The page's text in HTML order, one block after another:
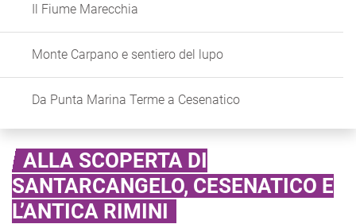
Il Fiume Marecchia
Monte Carpano e sentiero del lupo
Da Punta Marina Terme a Cesenatico
ALLA SCOPERTA DI
SANTARCANGELO, CESENATICO E
L’ANTICA RIMINI